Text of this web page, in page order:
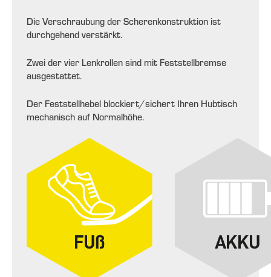
Die Verschraubung der Scherenkonstruktion ist
durchgehend verstärkt.
Zwei der vier Lenkrollen sind mit Feststellbremse
ausgestattet.
Der Feststellhebel blockiert/sichert Ihren Hubtisch
mechanisch auf Normalhöhe.